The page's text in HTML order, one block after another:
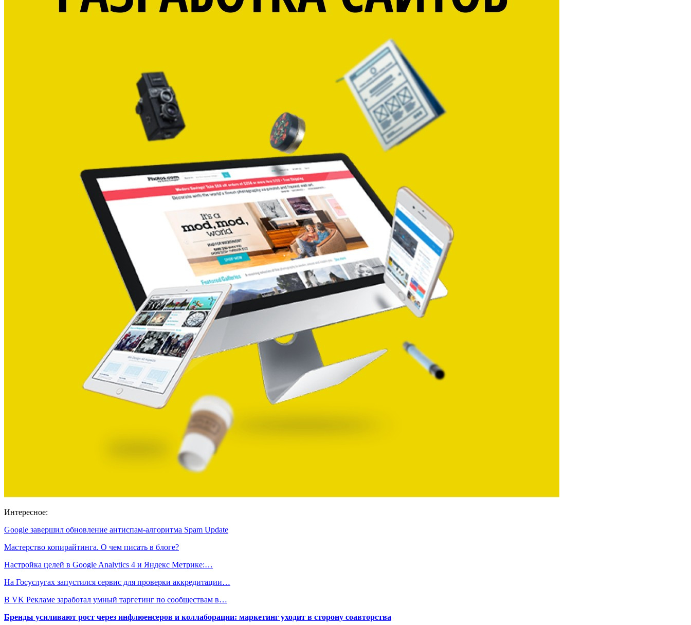
Интересное:
Google завершил обновление антиспам-алгоритма Spam Update
Мастерство копирайтинга. О чем писать в блоге?
Настройка целей в Google Analytics 4 и Яндекс Метрике:…
На Госуслугах запустился сервис для проверки аккредитации…
В VK Рекламе заработал умный таргетинг по сообществам в…
Бренды усиливают рост через инфлюенсеров и коллаборации: маркетинг уходит в сторону соавторства